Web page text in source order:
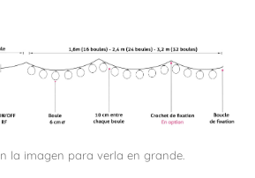
la imagen para verla en grande.